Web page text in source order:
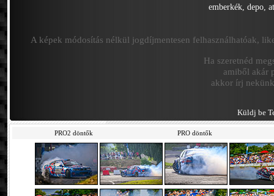
emberkék, depo,
A képek módosítás nélkül jogdíjmentesen felhasználhatóak,
Ha szeretnéd
amiből akár
akkor írj
Küldj be
PRO2 döntők PRO döntők